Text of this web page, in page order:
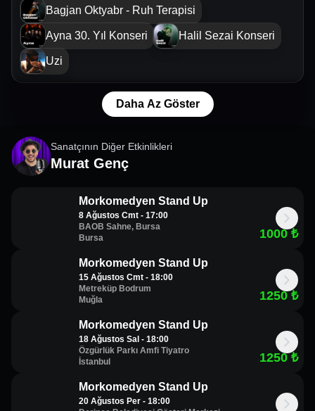
Bagjan Oktyabr - Ruh Terapisi
Ayna 30. Yıl Konseri Halil Sezai Konseri
Uzi
Daha Az Göster
Sanatçının Diğer Etkinlikleri
Murat Genç
Morkomedyen Stand Up
8 Ağustos Cmt - 17:00
BAOB Sahne, Bursa
Bursa
1000₺
Morkomedyen Stand Up
15 Ağustos Cmt - 18:00
Metreküp Bodrum
Muğla
1250₺
Morkomedyen Stand Up
18 Ağustos Sal - 18:00
Özgürlük Parkı Amfi Tiyatro
İstanbul
1250₺
Morkomedyen Stand Up
20 Ağustos Per - 18:00